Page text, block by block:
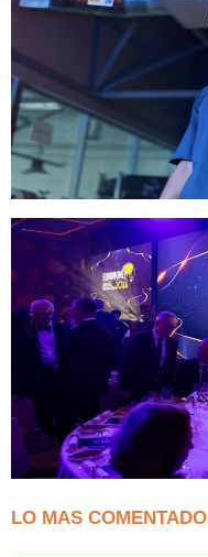
LO MAS COMENTADO